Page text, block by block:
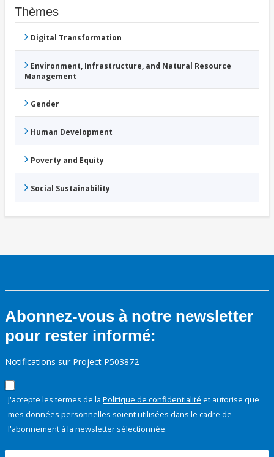
Thèmes
Digital Transformation
Environment, Infrastructure, and Natural Resource
Management
Gender
Human Development
Poverty and Equity
Social Sustainability
Abonnez-vous à notre newsletter
pour rester informé:
Notifications sur Project P503872
J'accepte les termes de la Politique de confidentialité et autorise que
mes données personnelles soient utilisées dans le cadre de
l'abonnement à la newsletter sélectionnée.